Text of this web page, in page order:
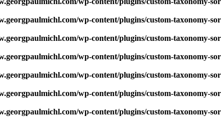
wp-content/plugins/custom-taxonomy-
wp-content/plugins/custom-taxonomy-
wp-content/plugins/custom-taxonomy-
wp-content/plugins/custom-taxonomy-
wp-content/plugins/custom-taxonomy-
wp-content/plugins/custom-taxonomy-